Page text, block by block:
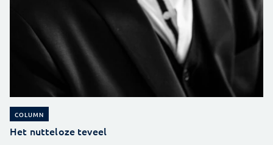
COLUMN
Het nutteloze teveel